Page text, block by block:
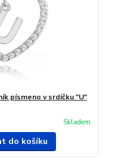
písmeno v srdíčku "U"
Skladem
do košíku